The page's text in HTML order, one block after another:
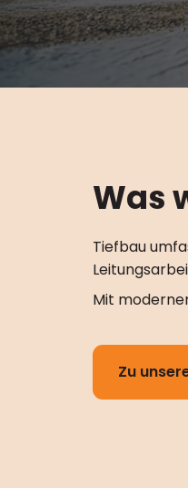
Was
Tiefbau
Mit
Zu